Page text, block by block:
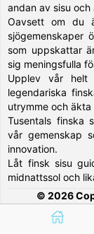
andan av sisu
Oavsett om du
sjögemenskaper
som uppskattar
sig meningsfulla
Upplev vår helt
legendariska
utrymme och äkta
Tusentals finska
vår gemenskap
innovation.
Låt finsk sisu
midnattssol och
© 2026